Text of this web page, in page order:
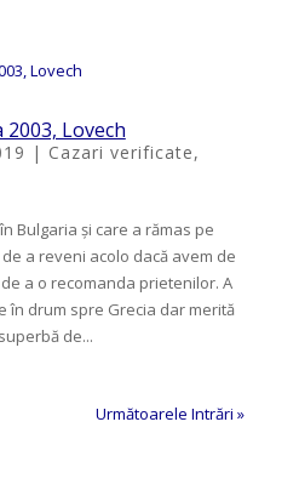
Lovech
| Cazari verificate,
Bulgaria și care a rămas pe
a reveni acolo dacă avem de
a o recomanda prietenilor. A
în drum spre Grecia dar merită
de...
Următoarele Intrări »